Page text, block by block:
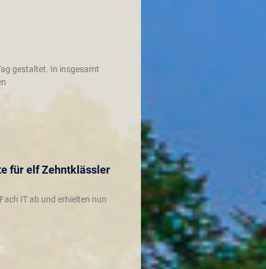
gestaltet. In insgesamt
für elf Zehntklässler
IT ab und erhielten nun